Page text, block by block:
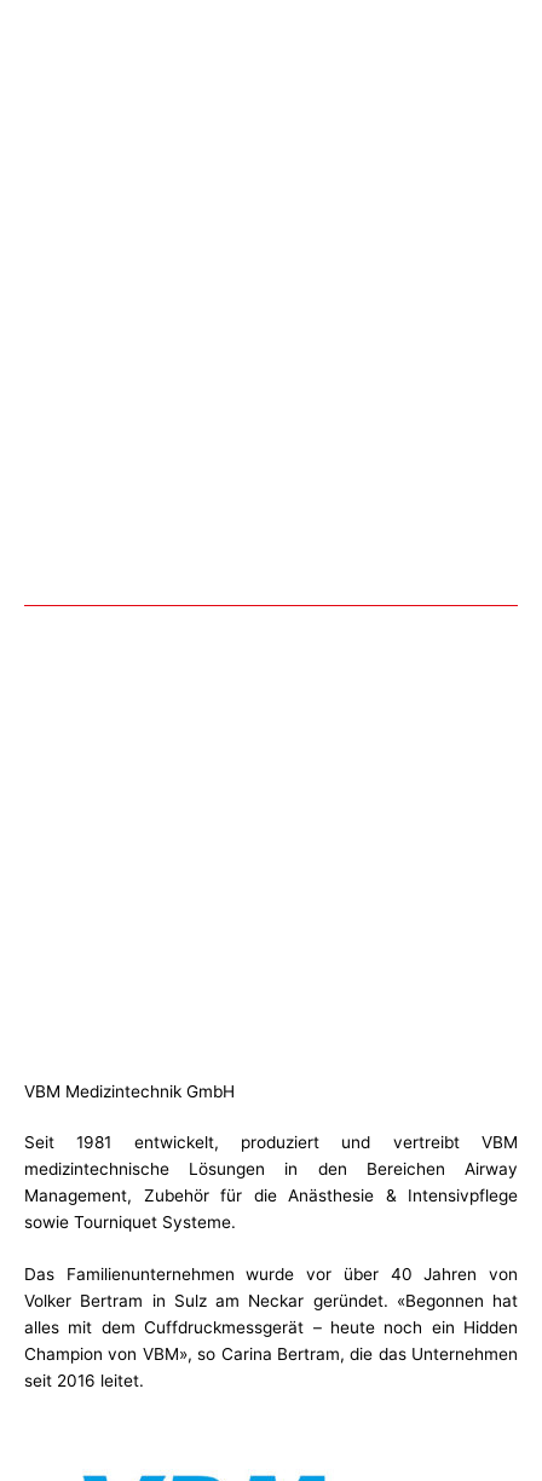
VBM Medizintechnik GmbH
Seit 1981 entwickelt, produziert und vertreibt VBM
medizintechnische Lösungen in den Bereichen Airway
Management, Zubehör für die Anästhesie & Intensivpflege
sowie Tourniquet Systeme.
Das Familienunternehmen wurde vor über 40 Jahren von
Volker Bertram in Sulz am Neckar geründet. «Begonnen hat
alles mit dem Cuffdruckmessgerät – heute noch ein Hidden
Champion von VBM», so Carina Bertram, die das Unternehmen
seit 2016 leitet.